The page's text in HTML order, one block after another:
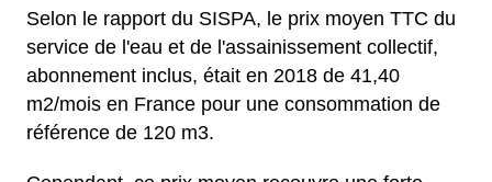
Selon le rapport du SISPA, le prix moyen TTC du
service de l'eau et de l'assainissement collectif,
abonnement inclus, était en 2018 de 41,40
m2/mois en France pour une consommation de
référence de 120 m3.